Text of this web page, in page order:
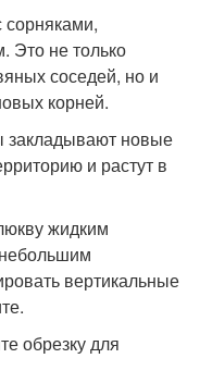
сорняками,
Это не только
соседей, но и
корней.
закладывают новые
и растут в
жидким
вертикальные
обрезку для